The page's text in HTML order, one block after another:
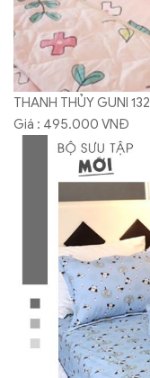
THANH THỦY GUNI 132
Giá : 495.000 VNĐ